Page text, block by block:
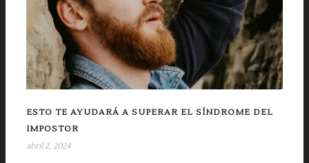
ESTO TE AYUDARÁ A SUPERAR EL SÍNDROME DEL
IMPOSTOR
abril 2, 2024